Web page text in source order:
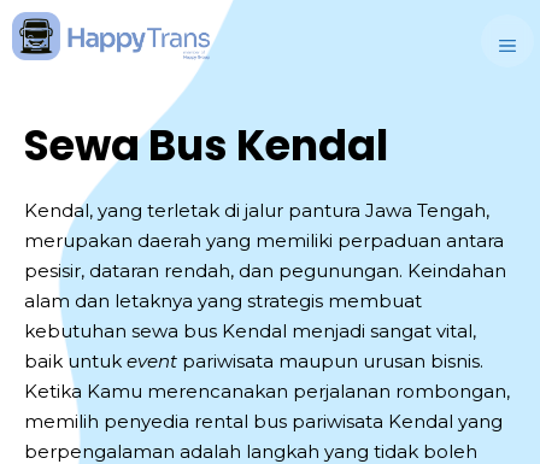
Skip
to
Sewa Bus Kendal
Kendal, yang terletak di jalur pantura Jawa Tengah,
merupakan daerah yang memiliki perpaduan antara
pesisir, dataran rendah, dan pegunungan. Keindahan
alam dan letaknya yang strategis membuat
kebutuhan sewa bus Kendal menjadi sangat vital,
baik untuk event pariwisata maupun urusan bisnis.
Ketika Kamu merencanakan perjalanan rombongan,
memilih penyedia rental bus pariwisata Kendal yang
berpengalaman adalah langkah yang tidak boleh